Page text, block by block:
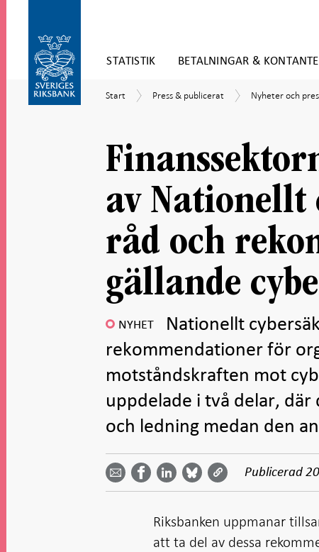
direkt
innehåll
STATISTIK BETALNINGAR &
till
Start
Start
Press
Press & publicerat
Nyheter
Nyheter och
av Nationellt
råd och
gällande
NYHET
Nationellt
rekommendationer för
motståndskraften mot
uppdelade i två delar,
och ledning medan den
Dela
email -
Öppnas
Dela på
Facebook
- Öppnas
Dela på
LinkedIn
-
Öppnas
på
Bluesky
-
i ny flik
på
Twitter
-
i ny flik
Publicerad
Riksbanken uppmanar
att ta del av dessa